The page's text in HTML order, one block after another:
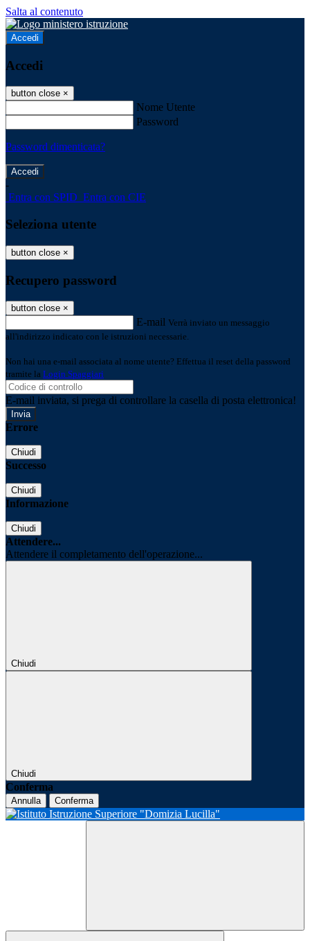
Salta al contenuto
Accedi
Accedi
button close ×
Nome Utente
Password
Password dimenticata?
-
Entra con SPID Entra con CIE
Seleziona utente
button close ×
Recupero password
button close ×
E-mail Verrà inviato un messaggio
all'indirizzo indicato con le istruzioni necessarie.
Non hai una e-mail associata al nome utente? Effettua il reset della password
tramite la Login Spaggiari
E-mail inviata, si prega di controllare la casella di posta elettronica!
Errore
Chiudi
Successo
Chiudi
Informazione
Chiudi
Attendere...
Attendere il completamento dell'operazione...
Chiudi
Chiudi
Conferma
Annulla Conferma